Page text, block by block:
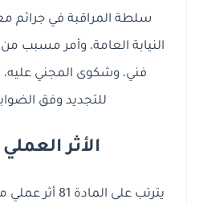
سلطة المراقبة في جرائم
النيابة العامة، وأمر مسبب من
فني، وشكوى المجني
للتجديد وفق
الأثر
يترتب على